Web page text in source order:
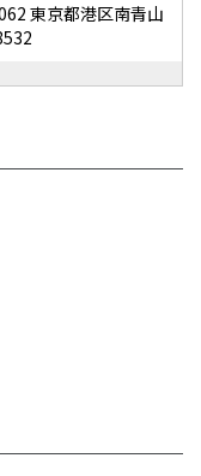
東京都港区南青山